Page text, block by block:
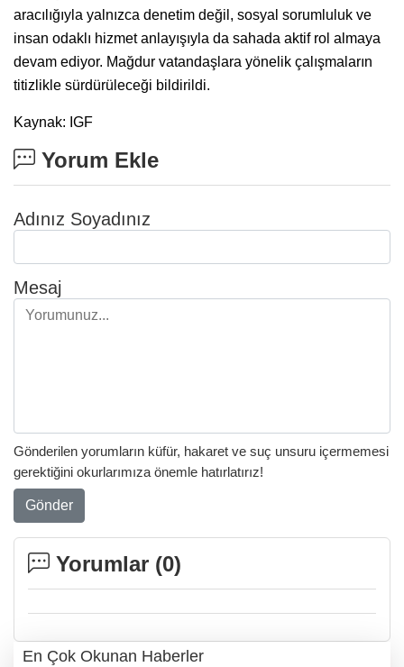
aracılığıyla yalnızca denetim değil, sosyal sorumluluk ve
insan odaklı hizmet anlayışıyla da sahada aktif rol almaya
devam ediyor. Mağdur vatandaşlara yönelik çalışmaların
titizlikle sürdürüleceği bildirildi.
Kaynak: IGF
Yorum Ekle
Adınız Soyadınız
Mesaj
Gönderilen yorumların küfür, hakaret ve suç unsuru içermemesi
gerektiğini okurlarımıza önemle hatırlatırız!
Gönder
Yorumlar (0)
En Çok Okunan Haberler